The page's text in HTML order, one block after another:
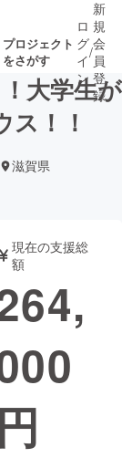
プロジェクト
をさがす
いプ
されます
音楽
ゲーム・サ
ロ
グ
イ
ン
/
新
規
会
員
登
録
大学生が
！！
滋賀県
現在の支援総
額
円